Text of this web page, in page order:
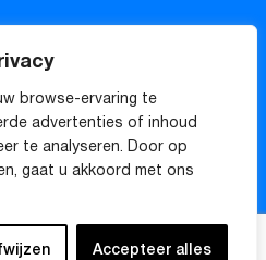
browse-ervaring te
advertenties of inhoud
te analyseren. Door op
gaat u akkoord met ons
Accepteer alles